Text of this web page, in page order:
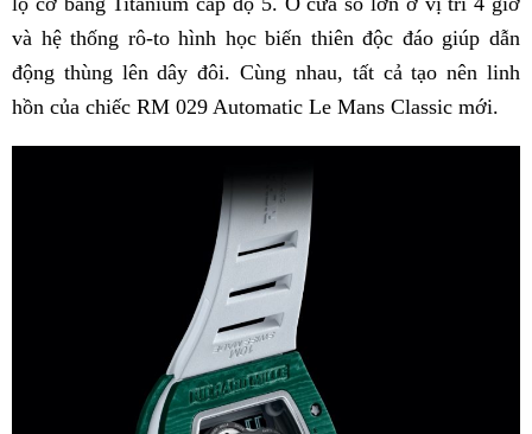
và hệ thống rô-to hình học biến thiên độc đáo giúp dẫn
động thùng lên dây đôi. Cùng nhau, tất cả tạo nên linh
hồn của chiếc RM 029 Automatic Le Mans Classic mới.